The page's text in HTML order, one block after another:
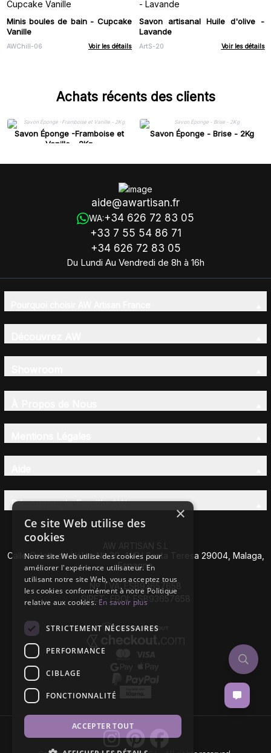
Minis boules de bain - Cupcake
Vanille
AWChill-06 Voir les détails
Savon artisanal Huile d'olive -
Lavande
ArtS-20 Voir les détails
Achats récents des clients
Savon Éponge -Framboise et
Vanille - 2Kg
Savon Éponge - Brise - 2Kg
aide@awartisan.fr
WA:+34 626 72 83 05
+33 7 55 54 86 71
+34 626 72 83 05
Du Lundi Au Vendredi de 8h à 16h
Découvrez la Famille AW
AW ARTISAN S.L
Calle Caleta de Vélez Nº 39-41 P.I Santa Teresa 29004, Malaga,
Espagne
Nº TVA: ESB93657658
SIRET- EROI: ESB93657658
×
Ce site Web utilise des
cookies
Notre site Web utilise des cookies pour
améliorer l'expérience utilisateur. En
utilisant notre site Web, vous acceptez tous
les cookies conformément à notre Politique
relative aux cookies.En savoir plus
STRICTEMENT NÉCESSAIRES
PERFORMANCE
CIBLAGE
FONCTIONNALITÉ
ACCEPTER TOUT